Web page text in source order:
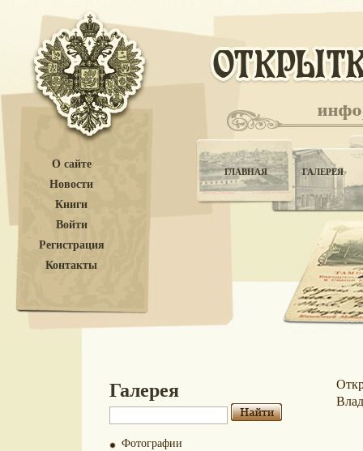
О сайте
Новости
Книги
Войти
Регистрация
Контакты
ГЛАВНАЯ ГАЛЕРЕЯ
Галерея
Фотографии